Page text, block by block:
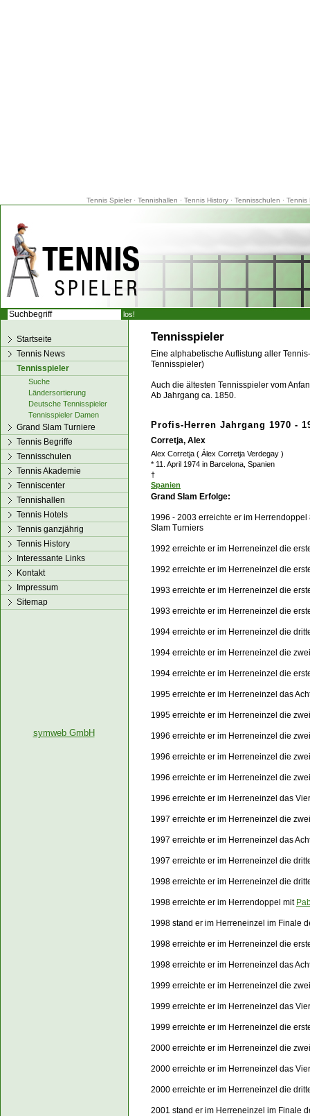
Tennis Spieler· Tennishallen · Tennis History· Tennisschulen · Tennis
Tennisspieler
Eine alphabetische Auflistung aller
Tennisspieler)
Auch die ältesten Tennisspieler vom
Ab Jahrgang ca. 1850.
Profis-Herren Jahrgang 1970 -
Corretja, Alex
Alex Corretja ( Álex Corretja Verdegay )
* 11. April 1974 in Barcelona, Spanien
†
Spanien
Grand Slam Erfolge:
1996 - 2003 erreichte er im
Slam Turniers
1992 erreichte er im Herreneinzel die
1992 erreichte er im Herreneinzel die
1993 erreichte er im Herreneinzel die
1993 erreichte er im Herreneinzel die
1994 erreichte er im Herreneinzel die
1994 erreichte er im Herreneinzel die
1994 erreichte er im Herreneinzel die
1995 erreichte er im Herreneinzel das
1995 erreichte er im Herreneinzel die
1996 erreichte er im Herreneinzel die
1996 erreichte er im Herreneinzel die
1996 erreichte er im Herreneinzel die
1996 erreichte er im Herreneinzel das
1997 erreichte er im Herreneinzel die
1997 erreichte er im Herreneinzel das
1997 erreichte er im Herreneinzel die
1998 erreichte er im Herreneinzel die
1998 erreichte er im Herrendoppel mit
1998 stand er im Herreneinzel im Finale
1998 erreichte er im Herreneinzel die
1998 erreichte er im Herreneinzel das
1999 erreichte er im Herreneinzel die
1999 erreichte er im Herreneinzel das
1999 erreichte er im Herreneinzel die
2000 erreichte er im Herreneinzel die
2000 erreichte er im Herreneinzel das
2000 erreichte er im Herreneinzel die
2001 stand er im Herreneinzel im Finale
Startseite
Tennis News
Tennisspieler
Suche
Ländersortierung
Deutsche Tennisspieler
Tennisspieler Damen
Grand Slam Turniere
Tennis Begriffe
Tennisschulen
Tennis Akademie
Tenniscenter
Tennishallen
Tennis Hotels
Tennis ganzjährig
Tennis History
Interessante Links
Kontakt
Impressum
Sitemap
symweb GmbH
los!